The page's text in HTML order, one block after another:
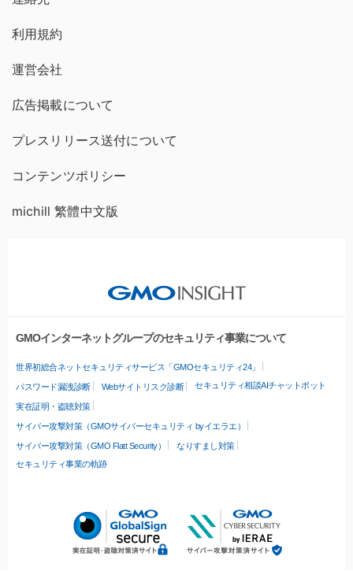
利用規約
運営会社
広告掲載について
プレスリリース送付について
コンテンツポリシー
michill 繁體中文版
GMOインターネットグループのセキュリティ事業について
世界初総合ネットセキュリティサービス「GMOセキュリティ24」
パスワード漏洩診断 Webサイトリスク診断 セキュリティ相談AIチャットボット
実在証明・盗聴対策
サイバー攻撃対策（GMOサイバーセキュリティ byイエラエ）
サイバー攻撃対策（GMO Flatt Security）
なりすまし対策
セキュリティ事業の軌跡